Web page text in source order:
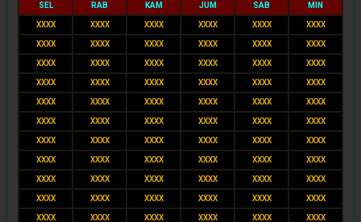
SEL RAB KAM JUM SAB MIN
XXXX XXXX XXXX XXXX XXXX XXXX
XXXX XXXX XXXX XXXX XXXX XXXX
XXXX XXXX XXXX XXXX XXXX XXXX
XXXX XXXX XXXX XXXX XXXX XXXX
XXXX XXXX XXXX XXXX XXXX XXXX
XXXX XXXX XXXX XXXX XXXX XXXX
XXXX XXXX XXXX XXXX XXXX XXXX
XXXX XXXX XXXX XXXX XXXX XXXX
XXXX XXXX XXXX XXXX XXXX XXXX
XXXX XXXX XXXX XXXX XXXX XXXX
XXXX XXXX XXXX XXXX XXXX XXXX